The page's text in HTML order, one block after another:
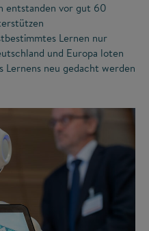
entstanden vor gut 60
Lernen nur
und Europa loten
Lernens neu gedacht werden